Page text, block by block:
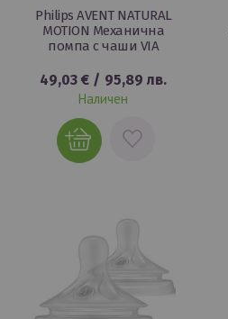
Philips AVENT NATURAL
MOTION Механична
помпа с чаши VIA
49,03 € / 95,89 лв.
Наличен
ДОБАВИ